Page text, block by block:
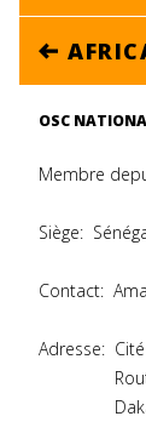
OSC
Membre
Siège:
Contact:
Adresse: